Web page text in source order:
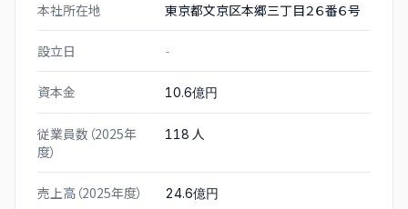
本社所在地 東京都文京区本郷三丁目２６番６号
設立日 -
資本金 10.6億円
従業員数（2025年
度）
118 人
売上高（2025年度） 24.6億円